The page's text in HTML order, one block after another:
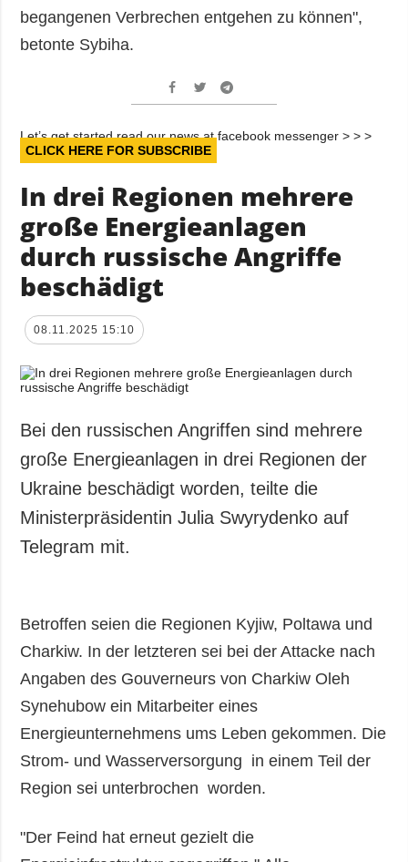
begangenen Verbrechen entgehen zu können",
betonte Sybiha.
Let’s get started read our news at facebook messenger > > >
CLICK HERE FOR SUBSCRIBE
In drei Regionen mehrere
große Energieanlagen
durch russische Angriffe
beschädigt
08.11.2025 15:10
Bei den russischen Angriffen sind mehrere
große Energieanlagen in drei Regionen der
Ukraine beschädigt worden, teilte die
Ministerpräsidentin Julia Swyrydenko auf
Telegram mit.
Betroffen seien die Regionen Kyjiw, Poltawa und
Charkiw. In der letzteren sei bei der Attacke nach
Angaben des Gouverneurs von Charkiw Oleh
Synehubow ein Mitarbeiter eines
Energieunternehmens ums Leben gekommen. Die
Strom- und Wasserversorgung in einem Teil der
Region sei unterbrochen worden.
"Der Feind hat erneut gezielt die